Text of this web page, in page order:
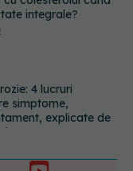
4 lucruri
simptome,
explicate de
la examenul de
din 2026. Toți
aceleași
ABONAȚI